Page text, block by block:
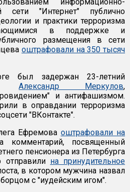
сети "Интернет" публично
и практики терроризма
в поддержке и
размещения в сети
оштрафовали на 350 тысяч
был задержан 23-летний
Александр Меркулов,
и антифашизмом.
в оправдании терроризма
"ВКонтакте".
Ефремова оштрафовали на
посвященный
пенсионера из Петербурга
отправили на принудительное
в котором мужчина назвал
с "иудейским игом".